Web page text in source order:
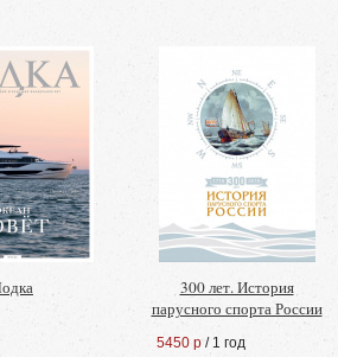
300 лет. История
парусного спорта России
5450 р / 1 год